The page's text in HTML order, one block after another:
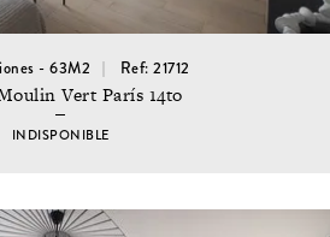
- 63M2 Ref: 21712
Vert París 14to
INDISPONIBLE